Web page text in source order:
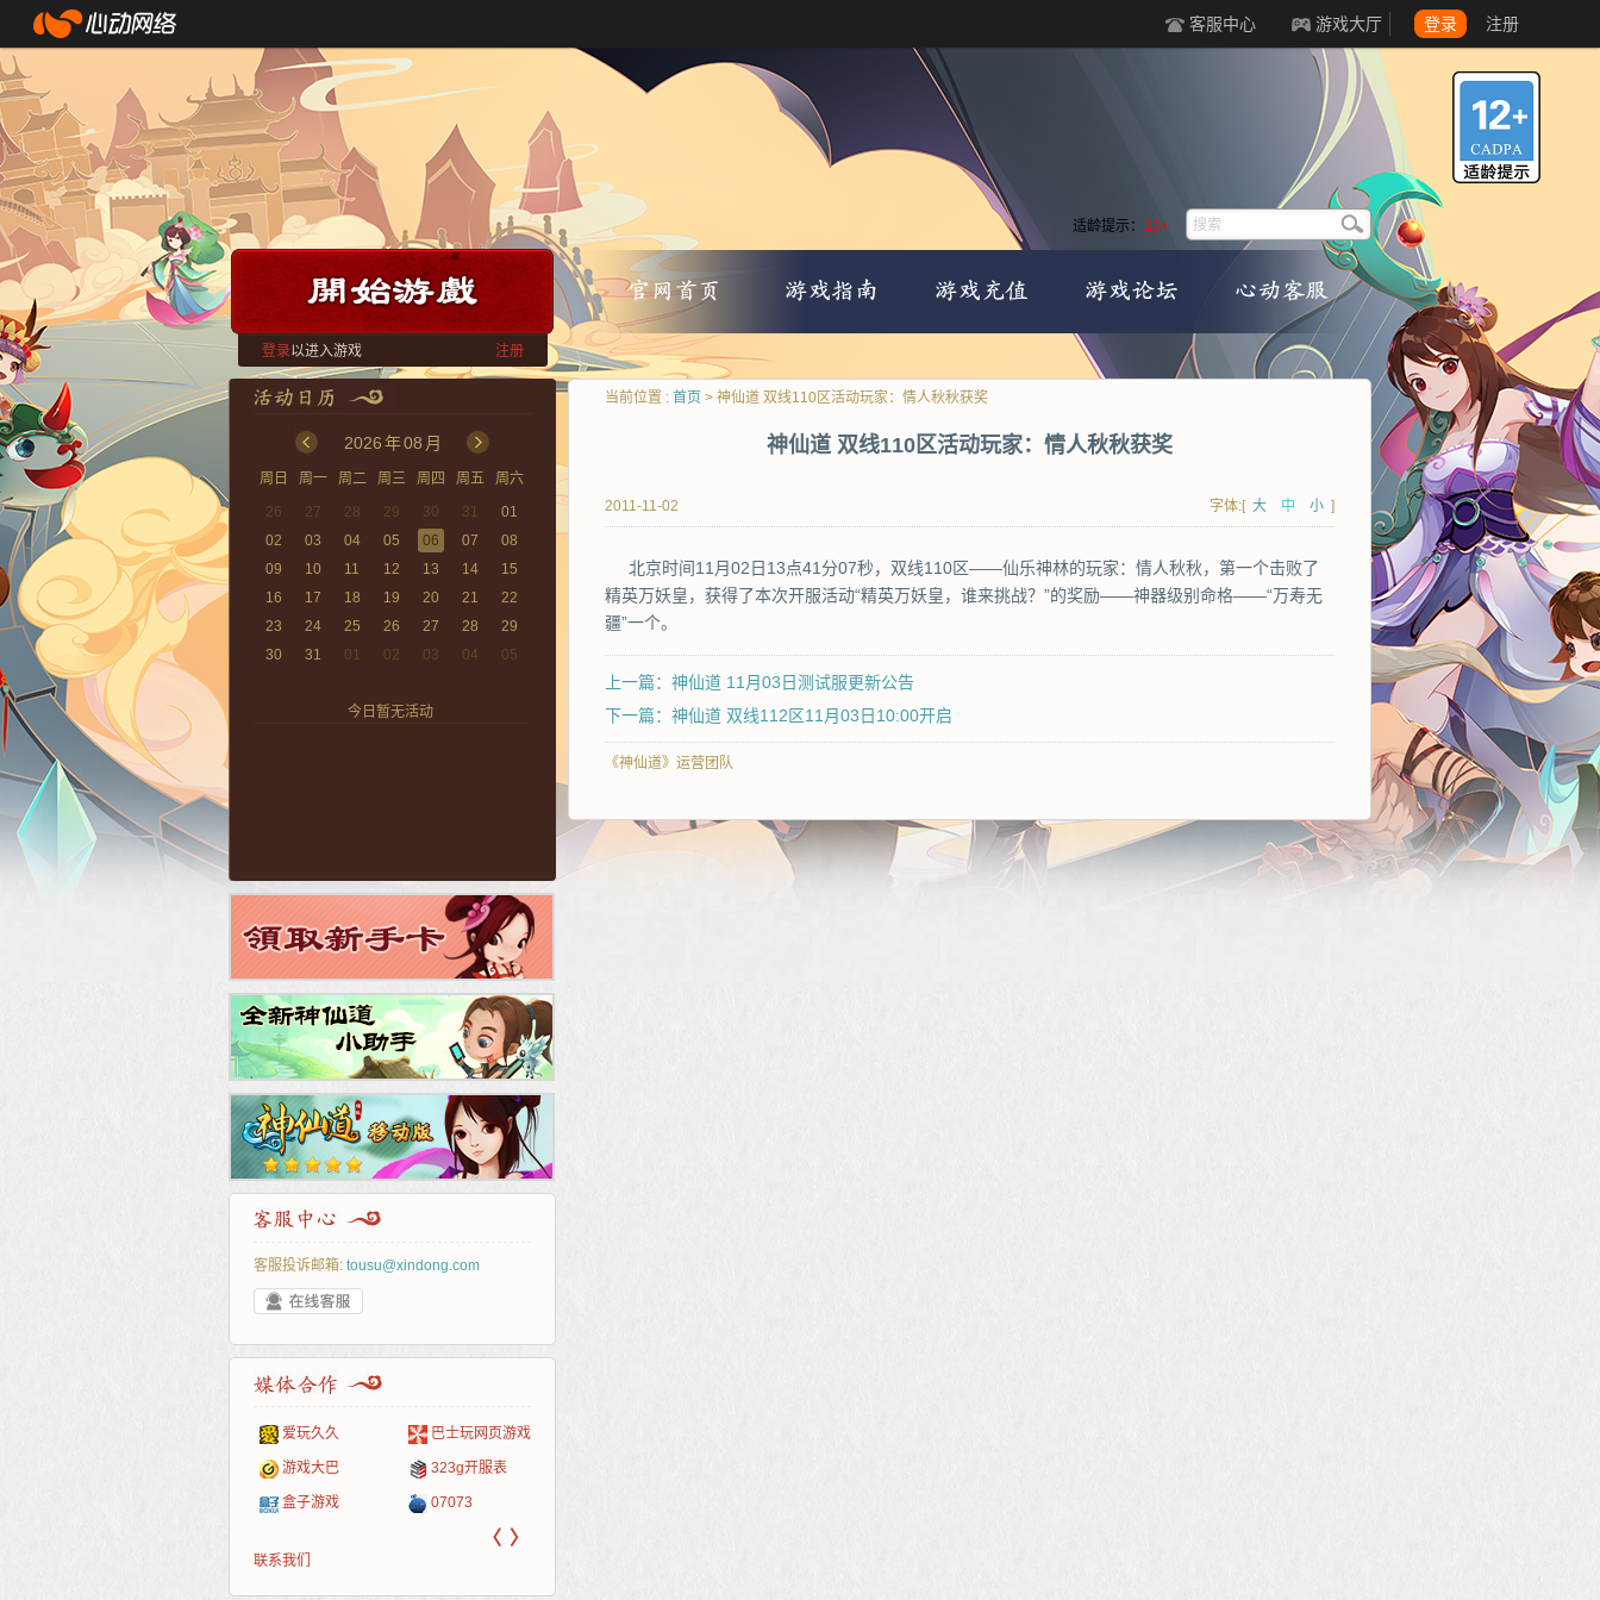
客服中心 游戏大厅 登录 注册
登录以进入游戏 注册
适龄提示： 12+
2026年08 月
周日 周一 周二 周三 周四 周五
周六
26
27 28 29 30 31
01
02
03 04 05 06 07
08
09
10 11 12 13 14
15
16
17 18 19 20 21
22
23
24 25 26 27 28
29
30
31 01 02 03 04 05
今日暂无活动
客服投诉邮箱: tousu@xindong.com
爱玩久久 巴士玩网页游戏
游戏大巴 323g开服表
盒子游戏 07073
〈 〉
联系我们
当前位置 : 首页 > 神仙道 双线110区活动玩家：情人秋秋获奖
神仙道 双线110区活动玩家：情人秋秋获奖
2011-11-02 字体:[ 大 中 小 ]
北京时间11月02日13点41分07秒，双线110区——仙乐神林的玩家：情人秋秋，第一个击败了
精英万妖皇，获得了本次开服活动“精英万妖皇，谁来挑战？”的奖励——神器级别命格——“万寿无
疆”一个。
上一篇：神仙道 11月03日测试服更新公告
下一篇：神仙道 双线112区11月03日10:00开启
《神仙道》运营团队